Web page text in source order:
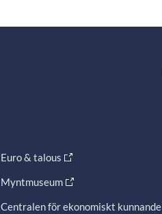
Euro & talous
Myntmuseum
Centralen för ekonomiskt kunnande